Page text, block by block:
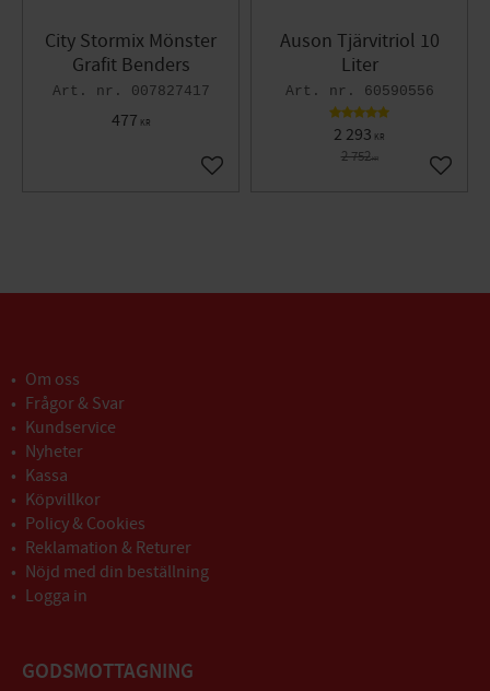
City Stormix Mönster
Grafit Benders
007827417
477 KR
Lägg till i favoriter
Auson Tjärvitriol 10
Liter
60590556
2 293 KR
2 752KR
Lägg
Om oss
Frågor & Svar
Kundservice
Nyheter
Kassa
Köpvillkor
Policy & Cookies
Reklamation & Returer
Nöjd med din beställning
Logga in
GODSMOTTAGNING